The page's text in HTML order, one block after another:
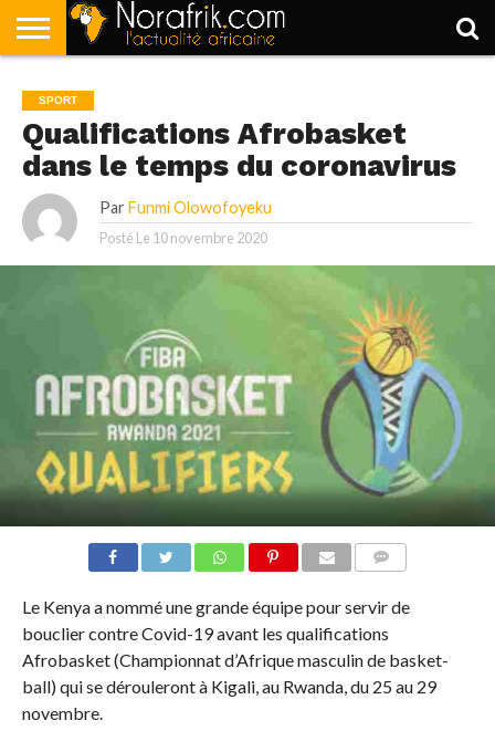
POLITIQUE
SOCIÉTÉ
ECONOMIE
SPORT
LIFESTYLE
SPORT
Qualifications Afrobasket
dans le temps du coronavirus
Par Funmi Olowofoyeku
Posté Le 10 novembre 2020
Le Kenya a nommé une grande équipe pour servir de
bouclier contre Covid-19 avant les qualifications
Afrobasket (Championnat d’Afrique masculin de basket-
ball) qui se dérouleront à Kigali, au Rwanda, du 25 au 29
novembre.